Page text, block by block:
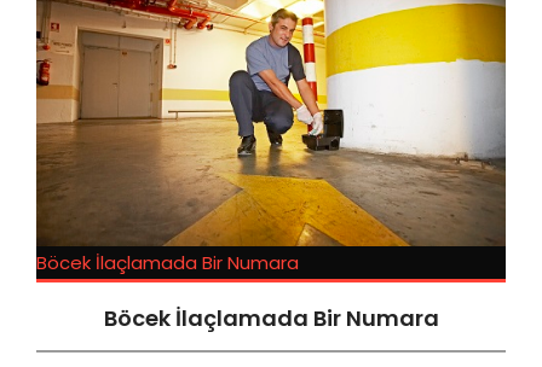
Böcek İlaçlamada Bir Numara
Böcek İlaçlamada Bir Numara